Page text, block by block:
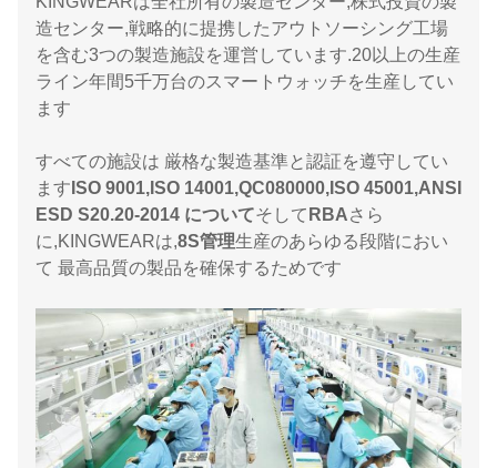
造センター,戦略的に提携したアウトソーシング工場
を含む3つの製造施設を運営しています.20以上の生産
ライン年間5千万台のスマートウォッチを生産してい
ます
すべての施設は 厳格な製造基準と認証を遵守してい
ます ISO 9001,ISO 14001,QC080000,ISO 45001,ANSI
ESD S20.20-2014 についてそして RBAさら
に,KINGWEARは,8S管理生産のあらゆる段階におい
て 最高品質の製品を確保するためです